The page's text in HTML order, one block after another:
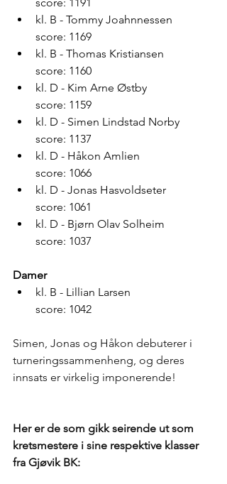
kl. B - Tommy Joahnnessen
score: 1169
kl. B - Thomas Kristiansen
score: 1160
kl. D - Kim Arne Østby
score: 1159
kl. D - Simen Lindstad Norby
score: 1137
kl. D - Håkon Amlien
score: 1066
kl. D - Jonas Hasvoldseter
score: 1061
kl. D - Bjørn Olav Solheim
score: 1037
Damer
kl. B - Lillian Larsen
score: 1042
Simen, Jonas og Håkon debuterer i
turneringssammenheng, og deres
innsats er virkelig imponerende!
Her er de som gikk seirende ut som
kretsmestere i sine respektive klasser
fra Gjøvik BK: